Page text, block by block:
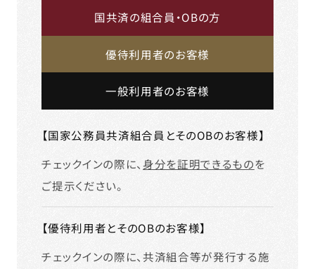
国共済の組合員・OBの方
優待利用者のお客様
一般利用者のお客様
【国家公務員共済組合員とそのOBのお客様】
チェックインの際に、身分を証明できるものを
ご提示ください。
【優待利用者とそのOBのお客様】
チェックインの際に、共済組合等が発行する施